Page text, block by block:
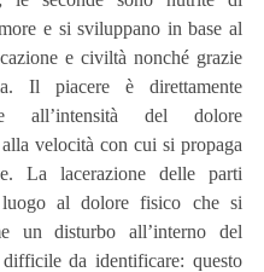
e si sviluppano in base al
e civiltà nonché grazie
Il piacere è direttamente
all’intensità del dolore
alla velocità con cui si propaga
La lacerazione delle parti
al dolore fisico che si
un disturbo all’interno del
da identificare: questo